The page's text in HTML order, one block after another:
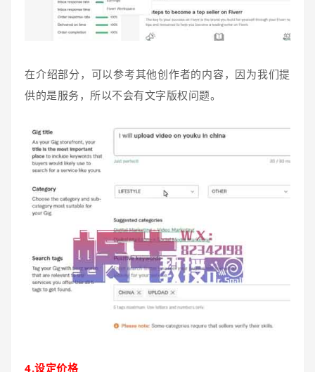
在介绍部分，可以参考其他创作者的内容，因为我们提
供的是服务，所以不会有文字版权问题。
4.设定价格